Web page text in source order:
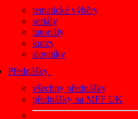
tematické výběry
seriály
tutoriály
kurzy
slovníky
Přednášky
všechny přednášky
přednášky na MFF UK